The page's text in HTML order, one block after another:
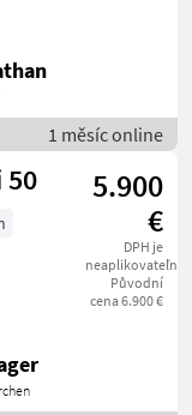
Kathan
1 měsíc online
50
5.900
€
DPH je
neaplikovateľné
Původní
cena 6.900 €